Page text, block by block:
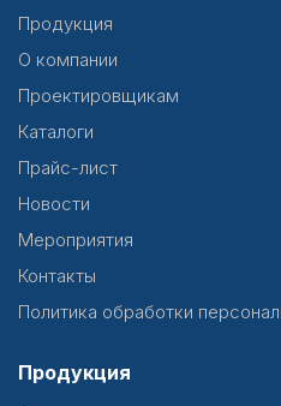
Продукция
О компании
Проектировщикам
Каталоги
Прайс-лист
Новости
Мероприятия
Контакты
Политика обработки
Продукция